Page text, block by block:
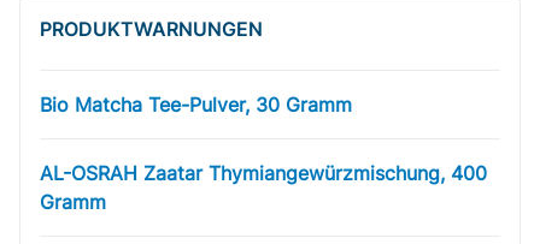
PRODUKT­WARNUNGEN
Bio Matcha Tee-Pulver, 30 Gramm
AL-OSRAH Zaatar Thymiangewürzmischung, 400
Gramm